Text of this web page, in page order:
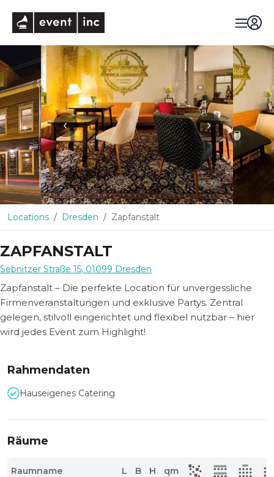
‹ ›
Locations Dresden Zapfanstalt
ZAPFANSTALT
Sebnitzer Straße 15, 01099 Dresden
Zapfanstalt – Die perfekte Location für unvergessliche
Firmenveranstaltungen und exklusive Partys. Zentral
gelegen, stilvoll eingerichtet und flexibel nutzbar – hier
wird jedes Event zum Highlight!
Rahmendaten
Hauseigenes Catering
Räume
Raumname L B H qm